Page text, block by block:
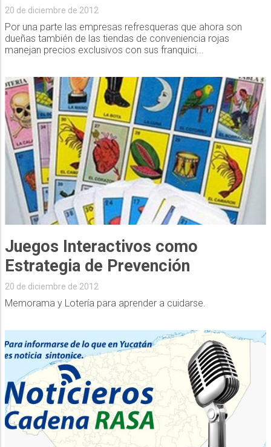
20 de diciembre de 2012
Por una parte las empresas refresqueras que ahora son
dueñas también de las tiendas de conveniencia rojas
manejan precios exclusivos con sus franquici...
Juegos Interactivos como
Estrategia de Prevención
20 de diciembre de 2012
Memorama y Lotería para aprender a cuidarse.